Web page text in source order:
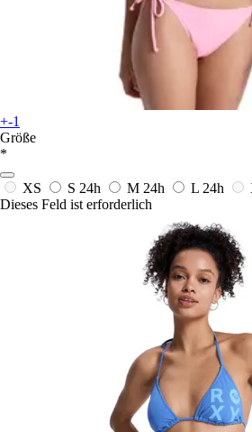
+-1
Größe
*
XS S 24h M 24h L 24h
Dieses Feld ist erforderlich